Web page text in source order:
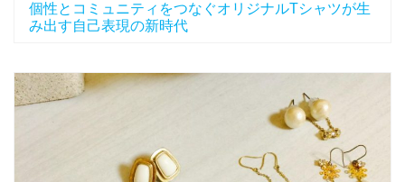
個性とコミュニティをつなぐオリジナルTシャツが生
み出す自己表現の新時代